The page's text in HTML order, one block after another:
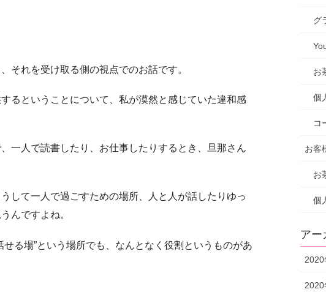
それを受け取る側の視点でのお話です。
るということについて、私が漠然と感じていた違和感
一人で読書したり、お仕事したりするとき、旦那さん
して一人で過ごすための場所、人と人が話したりゆっ
んですよね。
る場”という場所でも、なんとなく役割というものがあ
グ
お
個
コ
お客
お
個
アー
2020
2020